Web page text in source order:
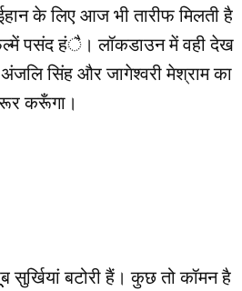
के लिए आज भी तारीफ मिलती है
पसंद हंै। लॉकडाउन में वही देख
सिंह और जागेश्वरी मेश्राम का
करूँगा।
सुर्खियां बटोरी हैं। कुछ तो कॉमन है